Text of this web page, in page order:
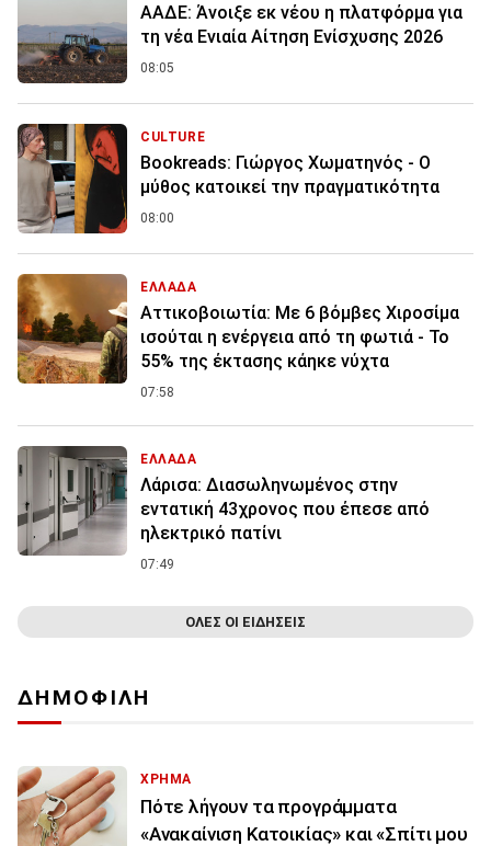
ΑΑΔΕ: Άνοιξε εκ νέου η πλατφόρμα για
τη νέα Ενιαία Αίτηση Ενίσχυσης 2026
08:05
CULTURE
Bookreads: Γιώργος Χωματηνός - Ο
μύθος κατοικεί την πραγματικότητα
08:00
ΕΛΛΑΔΑ
Αττικοβοιωτία: Με 6 βόμβες Χιροσίμα
ισούται η ενέργεια από τη φωτιά - Το
55% της έκτασης κάηκε νύχτα
07:58
ΕΛΛΑΔΑ
Λάρισα: Διασωληνωμένος στην
εντατική 43χρονος που έπεσε από
ηλεκτρικό πατίνι
07:49
ΟΛΕΣ ΟΙ ΕΙΔΗΣΕΙΣ
ΔΗΜΟΦΙΛΗ
ΧΡΗΜΑ
Πότε λήγουν τα προγράμματα
«Ανακαίνιση Κατοικίας» και «Σπίτι μου